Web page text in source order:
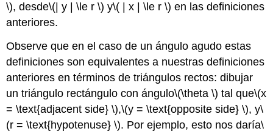
\), desde\(| y | \le r \) y\( | x | \le r \) en las definiciones
anteriores.
Observe que en el caso de un ángulo agudo estas
definiciones son equivalentes a nuestras definiciones
anteriores en términos de triángulos rectos: dibujar
un triángulo rectángulo con ángulo\(\theta \) tal que\(x
= \text{adjacent side} \),\(y = \text{opposite side} \), y\
(r = \text{hypotenuse} \). Por ejemplo, esto nos daría\